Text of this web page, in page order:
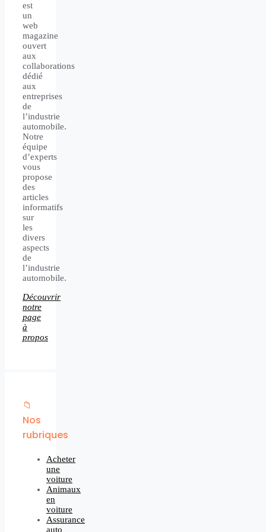
est
un
web
magazine
ouvert
aux
collaborations
dédié
aux
entreprises
de
l’industrie
automobile.
Notre
équipe
d’experts
vous
propose
des
articles
informatifs
sur
les
divers
aspects
de
l’industrie
automobile.
Découvrir
notre
page
à
propos
📁
Nos
rubriques
Acheter
une
voiture
Animaux
en
voiture
Assurance
auto